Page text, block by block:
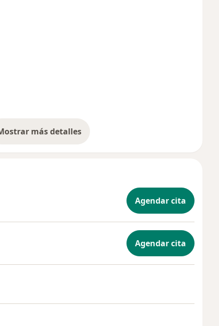
más detalles
sobre la experiencia
Agendar cita
Agendar cita